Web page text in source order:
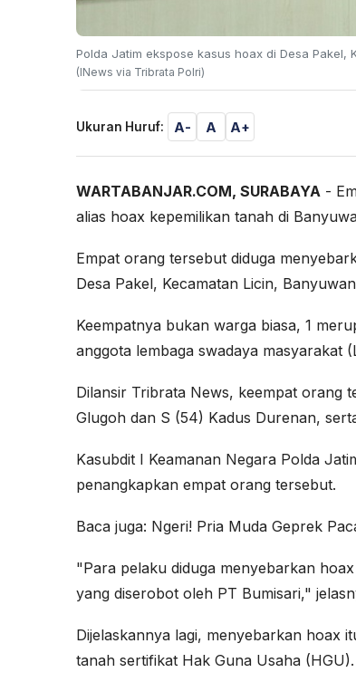
Polda Jatim ekspose kasus hoax di Desa Pakel,
(INews via Tribrata Polri)
Ukuran Huruf: A- A A+
WARTABANJAR.COM, SURABAYA -
alias hoax kepemilikan tanah di
Empat orang tersebut diduga
Desa Pakel, Kecamatan Licin,
Keempatnya bukan warga biasa, 1
anggota lembaga swadaya masyarakat
Dilansir Tribrata News, keempat orang
Glugoh dan S (54) Kadus Durenan,
Kasubdit I Keamanan Negara Polda
penangkapkan empat orang tersebut.
Baca juga: Ngeri! Pria Muda Geprek
"Para pelaku diduga menyebarkan
yang diserobot oleh PT Bumisari,"
Dijelaskannya lagi, menyebarkan hoax
tanah sertifikat Hak Guna Usaha (HGU).